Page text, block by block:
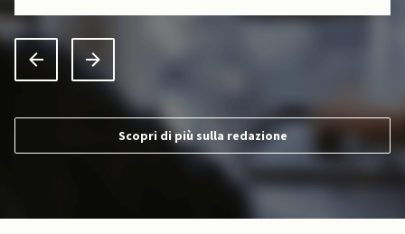
Scopri di più sulla redazione